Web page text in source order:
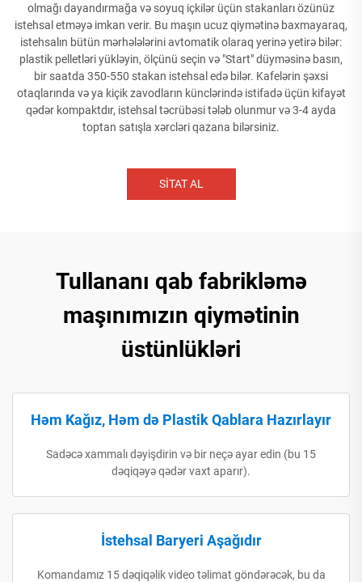
olmağı dayandırmağa və soyuq içkilər üçün stakanları özünüz
istehsal etməyə imkan verir. Bu maşın ucuz qiymətinə baxmayaraq,
istehsalın bütün mərhələlərini avtomatik olaraq yerinə yetirə bilər:
plastik pelletləri yükləyin, ölçünü seçin və "Start" düyməsinə basın,
bir saatda 350-550 stakan istehsal edə bilər. Kafelərin şəxsi
otaqlarında və ya kiçik zavodların künclərində istifadə üçün kifayət
qədər kompaktdır, istehsal təcrübəsi tələb olunmur və 3-4 ayda
toptan satışla xərcləri qazana bilərsiniz.
SİTAT AL
Tullananı qab fabrikləmə
maşınımızın qiymətinin
üstünlükləri
Həm Kağız, Həm də Plastik Qablara Hazırlayır
Sadəcə xammalı dəyişdirin və bir neçə ayar edin (bu 15
dəqiqəyə qədər vaxt aparır).
İstehsal Baryeri Aşağıdır
Komandamız 15 dəqiqəlik video təlimat göndərəcək, bu da